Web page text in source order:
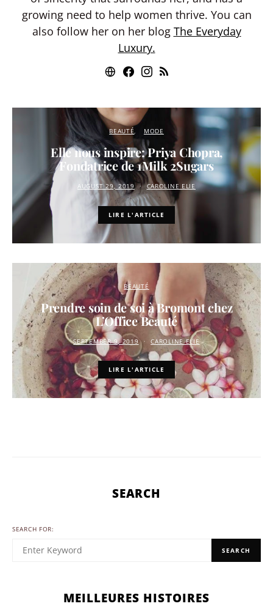
growing need to help women thrive. You can
also follow her on her blog The Everyday
Luxury.
BEAUTÉ MODE
Elle nous inspire: Priya Chopra,
Fondatrice de 1Milk 2Sugars
AUGUST 29, 2019 CAROLINE ELIE
LIRE L'ARTICLE
BEAUTÉ
Prendre soin de soi à Bromont chez
L’Office Beauté
SEPTEMBER 9, 2019 CAROLINE ELIE
LIRE L'ARTICLE
SEARCH
SEARCH FOR:
SEARCH
MEILLEURES HISTOIRES